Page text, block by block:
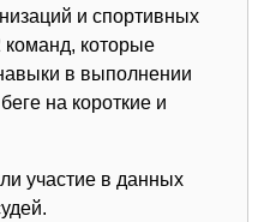
и спортивных
команд, которые
в выполнении
на короткие и
участие в данных